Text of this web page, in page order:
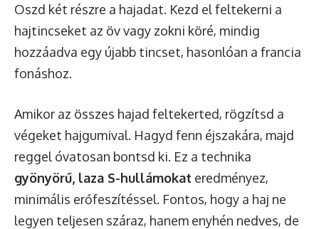
Oszd két részre a hajadat. Kezd el feltekerni a
hajtincseket az öv vagy zokni köré, mindig
hozzáadva egy újabb tincset, hasonlóan a francia
fonáshoz.
Amikor az összes hajad feltekerted, rögzítsd a
végeket hajgumival. Hagyd fenn éjszakára, majd
reggel óvatosan bontsd ki. Ez a technika
gyönyörű, laza S-hullámokat eredményez,
minimális erőfeszítéssel. Fontos, hogy a haj ne
legyen teljesen száraz, hanem enyhén nedves, de